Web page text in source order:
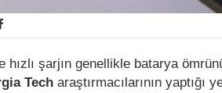
hızlı şarjın genellikle batarya
Tech araştırmacılarının yaptığı